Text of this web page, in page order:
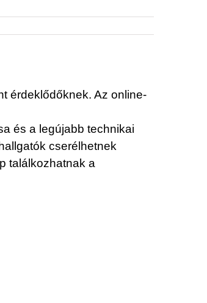
érdeklődőknek. Az online-
és a legújabb technikai
cserélhetnek
találkozhatnak a